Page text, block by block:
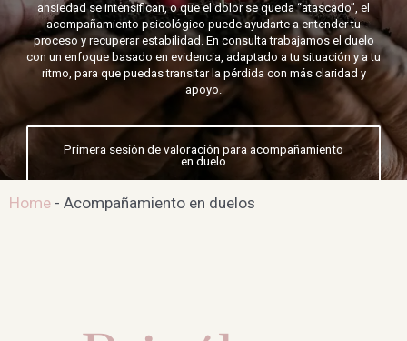
ansiedad se intensifican, o que el dolor se queda “atascado”, el
acompañamiento psicológico puede ayudarte a entender tu
proceso y recuperar estabilidad. En consulta trabajamos el duelo
con un enfoque basado en evidencia, adaptado a tu situación y a tu
ritmo, para que puedas transitar la pérdida con más claridad y
apoyo.
Primera sesión de valoración para acompañamiento
en duelo
Home - Acompañamiento en duelos